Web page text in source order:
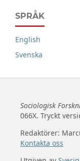
SPRÅK
English
Svenska
Sociologisk
066X. Tryckt
Redaktörer:
Kontakta oss